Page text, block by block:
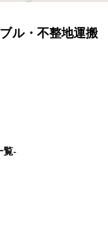
ル・不整地運搬
覧-